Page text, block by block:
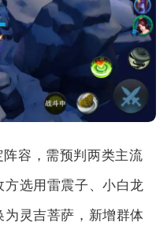
容，需预判两类主流
选用雷震子、小白龙
灵吉菩萨，新增群体